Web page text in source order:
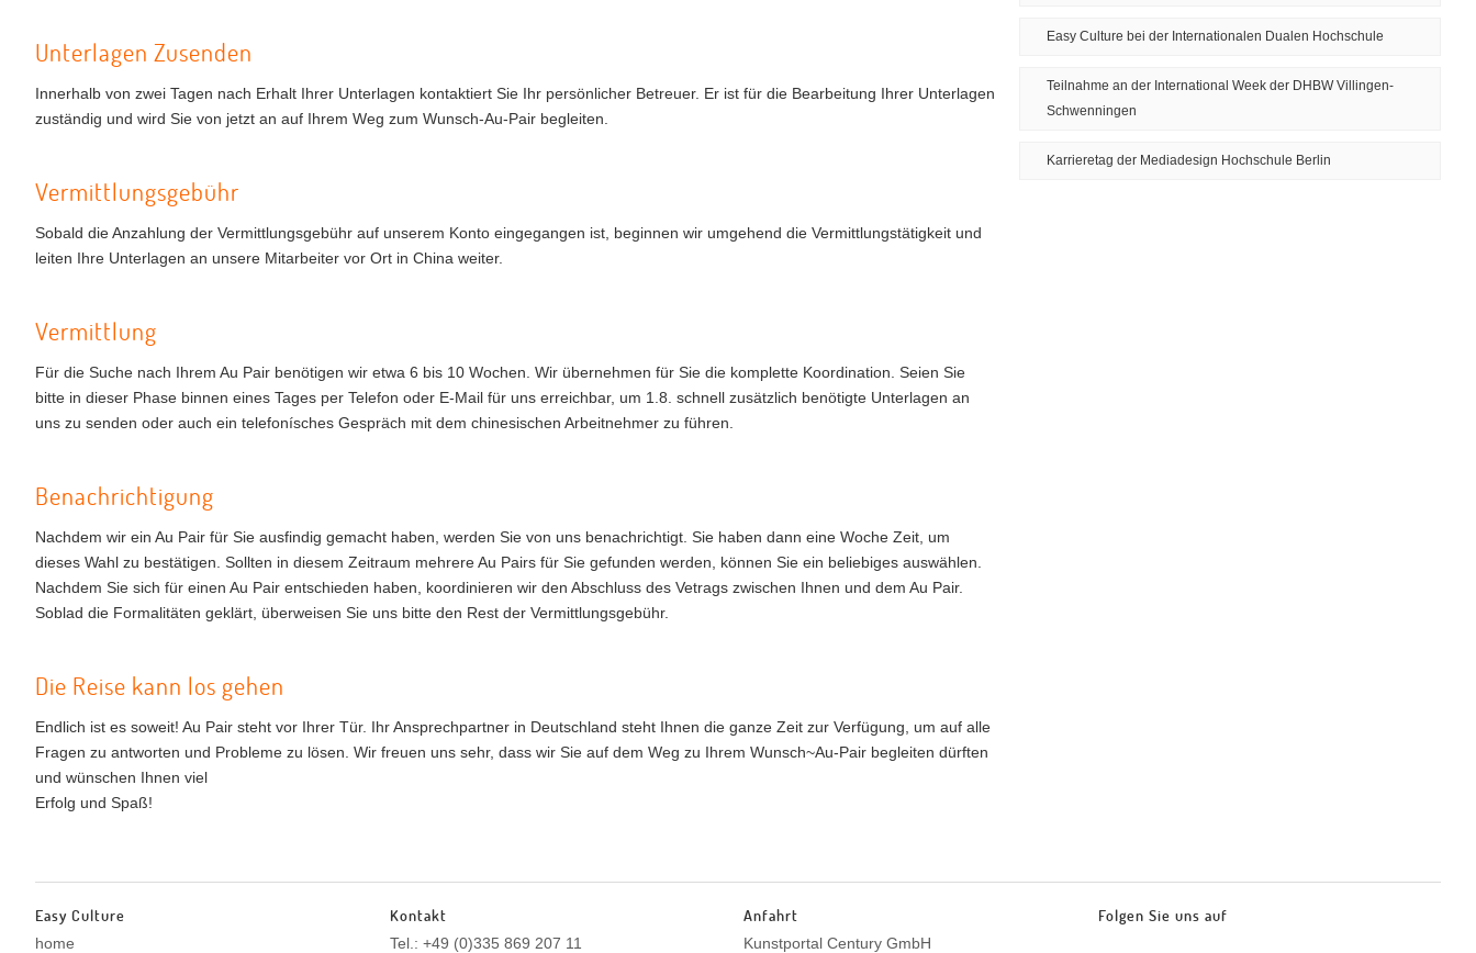
Unterlagen Zusenden
Innerhalb von zwei Tagen nach Erhalt Ihrer Unterlagen kontaktiert Sie Ihr persönlicher Betreuer. Er ist für die Bearbeitung Ihrer Unterlagen
zuständig und wird Sie von jetzt an auf Ihrem Weg zum Wunsch-Au-Pair begleiten.
Vermittlungsgebühr
Sobald die Anzahlung der Vermittlungsgebühr auf unserem Konto eingegangen ist, beginnen wir umgehend die Vermittlungstätigkeit und
leiten Ihre Unterlagen an unsere Mitarbeiter vor Ort in China weiter.
Vermittlung
Für die Suche nach Ihrem Au Pair benötigen wir etwa 6 bis 10 Wochen. Wir übernehmen für Sie die komplette Koordination. Seien Sie
bitte in dieser Phase binnen eines Tages per Telefon oder E-Mail für uns erreichbar, um 1.8. schnell zusätzlich benötigte Unterlagen an
uns zu senden oder auch ein telefonísches Gespräch mit dem chinesischen Arbeitnehmer zu führen.
Benachrichtigung
Nachdem wir ein Au Pair für Sie ausfindig gemacht haben, werden Sie von uns benachrichtigt. Sie haben dann eine Woche Zeit, um
dieses Wahl zu bestätigen. Sollten in diesem Zeitraum mehrere Au Pairs für Sie gefunden werden, können Sie ein beliebiges auswählen.
Nachdem Sie sich für einen Au Pair entschieden haben, koordinieren wir den Abschluss des Vetrags zwischen Ihnen und dem Au Pair.
Soblad die Formalitäten geklärt, überweisen Sie uns bitte den Rest der Vermittlungsgebühr.
Die Reise kann los gehen
Endlich ist es soweit! Au Pair steht vor Ihrer Tür. Ihr Ansprechpartner in Deutschland steht Ihnen die ganze Zeit zur Verfügung, um auf alle
Fragen zu antworten und Probleme zu lösen. Wir freuen uns sehr, dass wir Sie auf dem Weg zu Ihrem Wunsch~Au-Pair begleiten dürften
und wünschen Ihnen viel
Erfolg und Spaß!
Easy Culture bei der Internationalen Dualen Hochschule
Teilnahme an der International Week der DHBW Villingen-
Schwenningen
Karrieretag der Mediadesign Hochschule Berlin
Easy Culture
home
Kontakt
Tel.: +49 (0)335 869 207 11
Anfahrt
Kunstportal Century GmbH
Folgen Sie uns auf